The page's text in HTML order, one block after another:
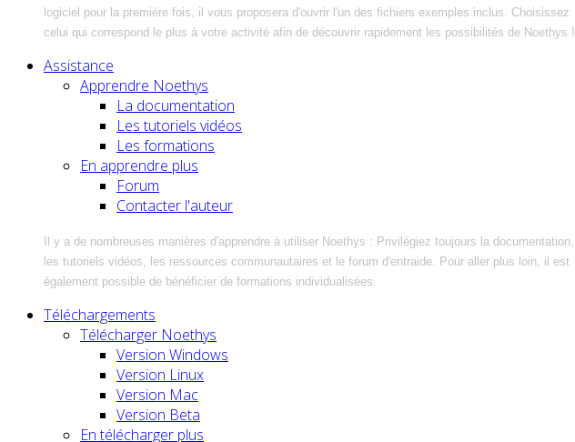
logiciel pour la première fois, il vous proposera d'ouvrir l'un des fichiers exemples inclus. Choisissez
celui qui correspond le plus à votre activité afin de découvrir rapidement les possibilités de Noethys !
Assistance
Apprendre Noethys
La documentation
Les tutoriels vidéos
Les formations
En apprendre plus
Forum
Contacter l'auteur
Il y a de nombreuses manières d'apprendre à utiliser Noethys : Privilégiez toujours la documentation,
les tutoriels vidéos, les ressources communautaires et le forum d'entraide. Pour aller plus loin, il est
également possible de bénéficier de formations individualisées.
Téléchargements
Télécharger Noethys
Version Windows
Version Linux
Version Mac
Version Beta
En télécharger plus